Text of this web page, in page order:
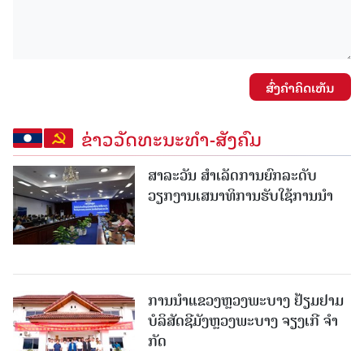
ສົ່ງຄໍາຄິດເຫັນ
ຂ່າວວັດທະນະທຳ-ສັງຄົມ
ສາລະວັນ ສໍາເລັດການຍົກລະດັບ
ວຽກງານເສນາທິການຮັບໃຊ້ການນໍາ
ການນຳແຂວງຫຼວງພະບາງ ຢ້ຽມ​ຢາມ
ບໍ​ລິ​ສັດຊີມັງຫຼວງພະບາງ ຈຽງເກີ ຈໍາ
ກັດ